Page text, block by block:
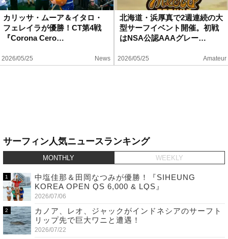
カリッサ・ムーア＆イタロ・
フェレイラが優勝！CT第4戦
『Corona Cero…
2026/05/25 News
北海道・浜厚真で2週連続の大
型サーフイベント開催。初戦
はNSA公認AAAグレー…
2026/05/25 Amateur
サーフィン人気ニュースランキング
MONTHLY WEEKLY
中塩佳那＆田岡なつみが優勝！『SIHEUNG
KOREA OPEN QS 6,000 & LQS』
2026/07/06
カノア、レオ、ジャックがインドネシアのサーフト
リップ先で巨大ワニと遭遇！
2026/07/22